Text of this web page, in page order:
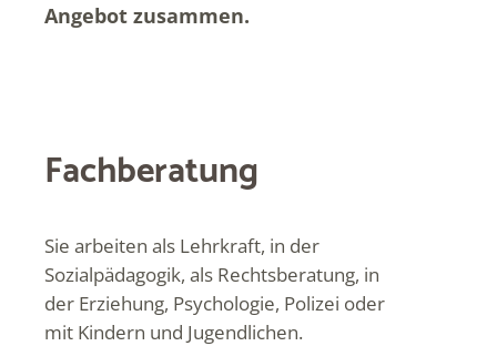
Angebot zusammen.
Fachberatung
Sie arbeiten als Lehrkraft, in der
Sozialpädagogik, als Rechtsberatung, in
der Erziehung, Psychologie, Polizei oder
mit Kindern und Jugendlichen.